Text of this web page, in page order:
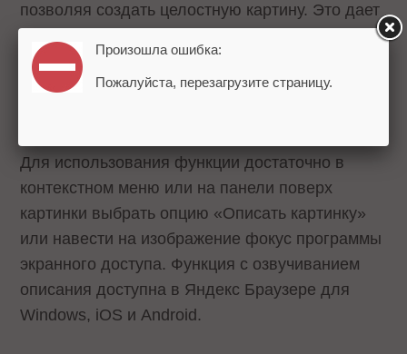
позволяя создать целостную картину. Это дает
возможность генерировать лаконичные и
осмысленные описания, которые позволяют
незрячим пользователям получить
Для использования функции достаточно в
контекстном меню или на панели поверх
картинки выбрать опцию «Описать картинку»
или навести на изображение фокус программы
экранного доступа. Функция с озвучиванием
описания доступна в Яндекс Браузере для
Windows, iOS и Android.
Произошла ошибка:
Пожалуйста, перезагрузите страницу.